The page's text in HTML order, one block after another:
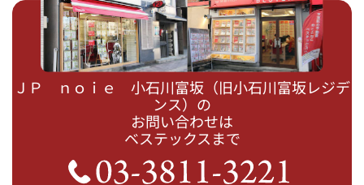
ＪＰ ｎｏｉｅ 小石川富坂（旧小石川富坂レジデ
ンス）の
お問い合わせは
ベステックスまで